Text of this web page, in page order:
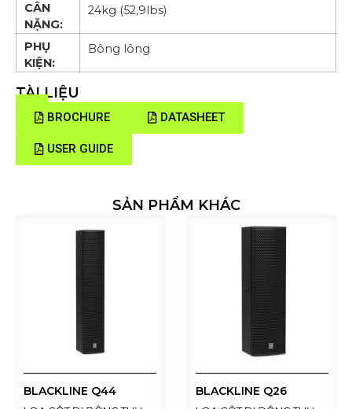
CÂN
NẶNG:
24kg (52,9lbs)
PHỤ
KIỆN:
Bông lông
TÀI LIỆU
BROCHURE DATASHEET
USER GUIDE
SẢN PHẨM KHÁC
BLACKLINE Q44 BLACKLINE Q26